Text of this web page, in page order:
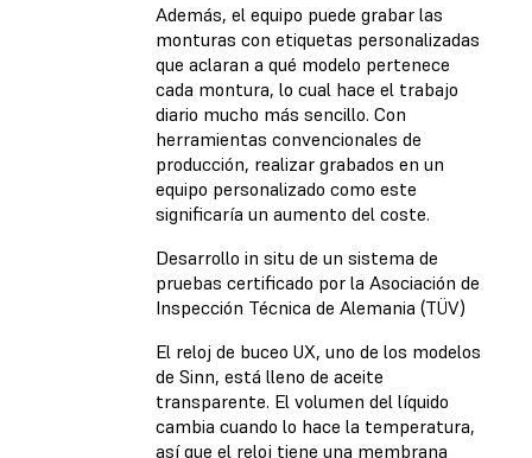
Además, el equipo puede grabar las
monturas con etiquetas personalizadas
que aclaran a qué modelo pertenece
cada montura, lo cual hace el trabajo
diario mucho más sencillo. Con
herramientas convencionales de
producción, realizar grabados en un
equipo personalizado como este
significaría un aumento del coste.
Desarrollo in situ de un sistema de
pruebas certificado por la Asociación de
Inspección Técnica de Alemania (TÜV)
El reloj de buceo UX, uno de los modelos
de Sinn, está lleno de aceite
transparente. El volumen del líquido
cambia cuando lo hace la temperatura,
así que el reloj tiene una membrana